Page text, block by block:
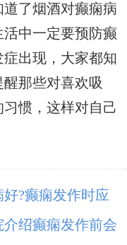
了烟酒对癫痫病
中一定要预防癫
出现，大家都知
那些对喜欢吸
惯，这样对自己
?癫痫发作时应
介绍癫痫发作前会